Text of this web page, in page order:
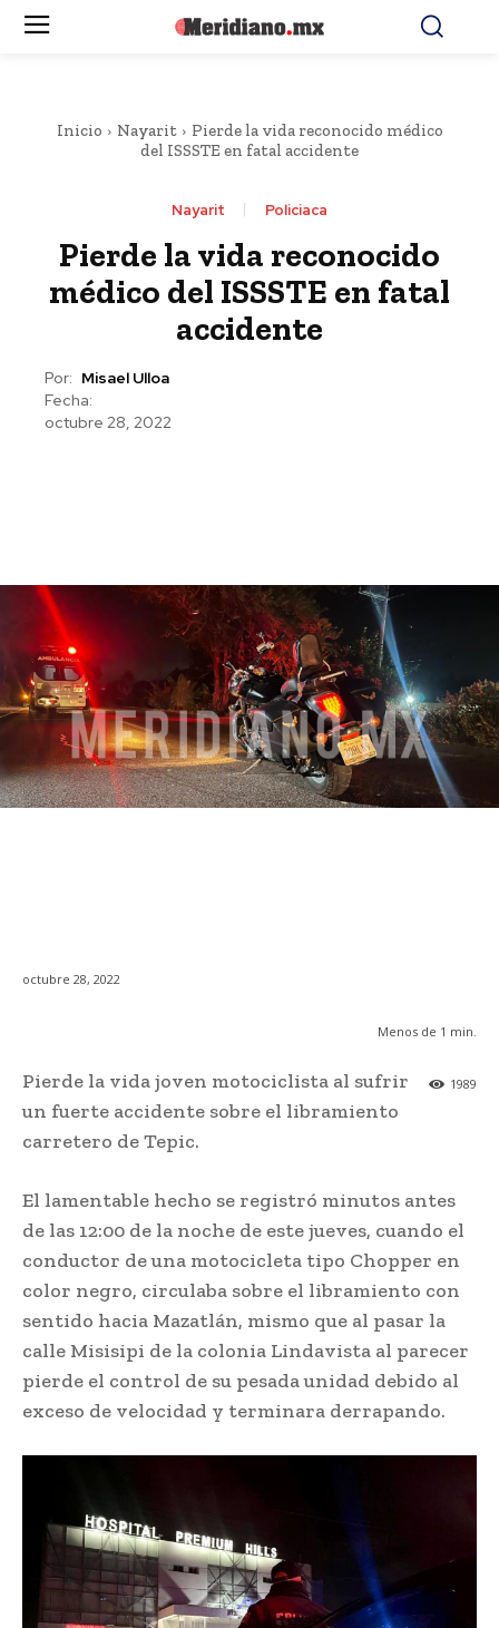
Inicio Nayarit
Pierde la vida reconocido médico
del ISSSTE en fatal accidente
Nayarit Policiaca
Pierde la vida reconocido
médico del ISSSTE en fatal
accidente
Por: Misael Ulloa
Fecha:
octubre 28, 2022
octubre 28, 2022
Menos de 1 min.
1989
Pierde la vida joven motociclista al sufrir
un fuerte accidente sobre el libramiento
carretero de Tepic.
El lamentable hecho se registró minutos antes
de las 12:00 de la noche de este jueves, cuando el
conductor de una motocicleta tipo Chopper en
color negro, circulaba sobre el libramiento con
sentido hacia Mazatlán, mismo que al pasar la
calle Misisipi de la colonia Lindavista al parecer
pierde el control de su pesada unidad debido al
exceso de velocidad y terminara derrapando.